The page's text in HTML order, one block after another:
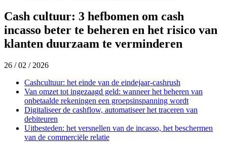
Cash cultuur: 3 hefbomen om cash
incasso beter te beheren en het risico van
klanten duurzaam te verminderen
26 / 02 / 2026
Cashcultuur: het einde van de eindejaar-cashrush
Van omzet tot ingezaagd geld: wanneer het beheren van
onbetaalde rekeningen een groepsinspanning wordt
Digitaliseer de cashflow, automatiseer het traceren van
debiteuren
Uitbesteden: het versnellen van de incasso, het beschermen
van de commerciële relatie